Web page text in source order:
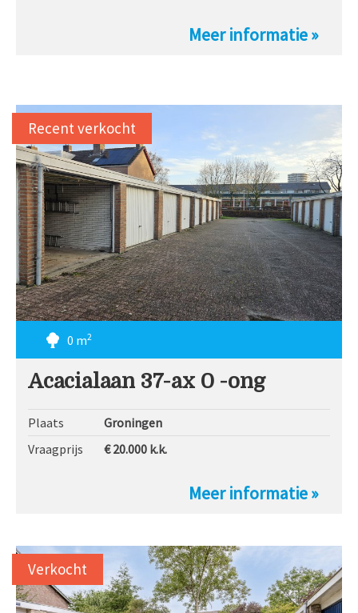
Meer informatie »
0 m2
Acacialaan 37-ax 0 -ong
Plaats
Groningen
Vraagprijs
€ 20.000 k.k.
Meer informatie »
Recent verkocht
Verkocht